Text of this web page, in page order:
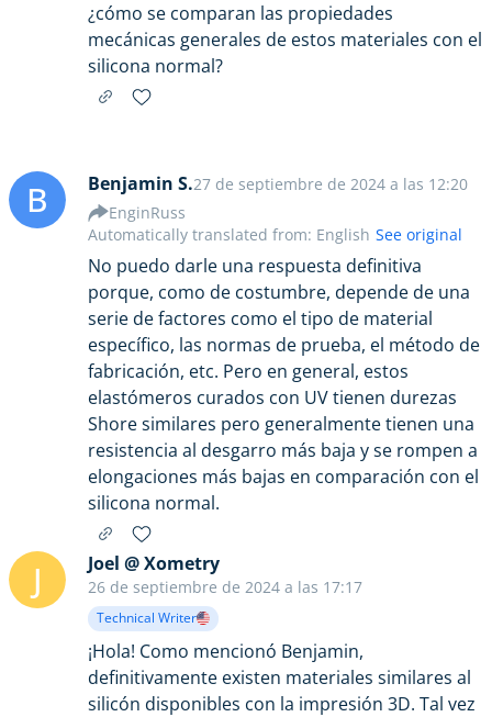
¿cómo se comparan las propiedades
mecánicas generales de estos materiales con el
silicona normal?
B Benjamin S.27 de septiembre de 2024 a las 12:20
EnginRuss
No puedo darle una respuesta definitiva
porque, como de costumbre, depende de una
serie de factores como el tipo de material
específico, las normas de prueba, el método de
fabricación, etc. Pero en general, estos
elastómeros curados con UV tienen durezas
Shore similares pero generalmente tienen una
resistencia al desgarro más baja y se rompen a
elongaciones más bajas en comparación con el
silicona normal.
Automatically translated from: English See original
J Joel @ Xometry
26 de septiembre de 2024 a las 17:17
Technical Writer
¡Hola! Como mencionó Benjamin,
definitivamente existen materiales similares al
silicón disponibles con la impresión 3D. Tal vez